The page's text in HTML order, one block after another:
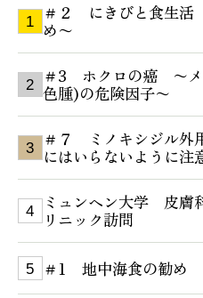
＃２ にきびと食生
め〜
＃3 ホクロの癌 〜メ
色腫)の危険因子〜
＃７ ミノキシジル外
にはいらないように注
ミュンヘン大学 皮膚
リニック訪問
＃1 地中海食の勧め